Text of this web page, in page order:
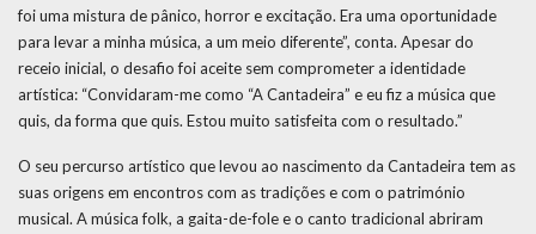
foi uma mistura de pânico, horror e excitação. Era uma oportunidade
para levar a minha música, a um meio diferente”, conta. Apesar do
receio inicial, o desafio foi aceite sem comprometer a identidade
artística: “Convidaram-me como “A Cantadeira” e eu fiz a música que
quis, da forma que quis. Estou muito satisfeita com o resultado.”
O seu percurso artístico que levou ao nascimento da Cantadeira tem as
suas origens em encontros com as tradições e com o património
musical. A música folk, a gaita-de-fole e o canto tradicional abriram